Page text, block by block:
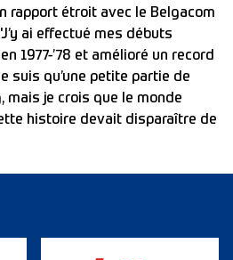
rapport étroit avec le Belgacom
ai effectué mes débuts
1977-’78 et amélioré un record
suis qu’une petite partie de
mais je crois que le monde
histoire devait disparaître de